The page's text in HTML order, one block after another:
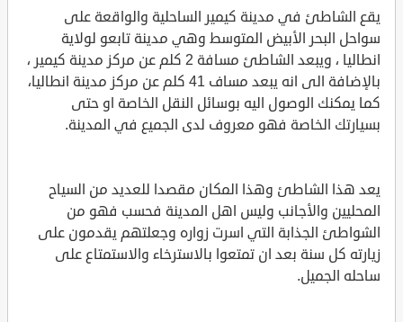
يقع الشاطئ في مدينة كيمير الساحلية والواقعة على
سواحل البحر الأبيض المتوسط وهي مدينة تابعو لولاية
انطاليا ، ويبعد الشاطئ مسافة 2 كلم عن مركز مدينة كيمير ،
بالإضافة الى انه يبعد مساف 41 كلم عن مركز مدينة انطاليا،
كما يمكنك الوصول اليه بوسائل النقل الخاصة او حتى
بسيارتك الخاصة فهو معروف لدى الجميع في المدينة.
يعد هذا الشاطئ وهذا المكان مقصدا للعديد من السياح
المحليين والأجانب وليس اهل المدينة فحسب فهو من
الشواطئ الجذابة التي اسرت زواره وجعلتهم يقدمون على
زيارته كل سنة بعد ان تمتعوا بالاسترخاء والاستمتاع على
ساحله الجميل.